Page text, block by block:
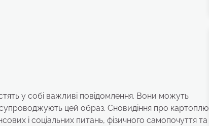
у собі важливі повідомлення. Вони можуть
супроводжують цей образ. Сновидіння про картоплю
і соціальних питань, фізичного самопочуття та